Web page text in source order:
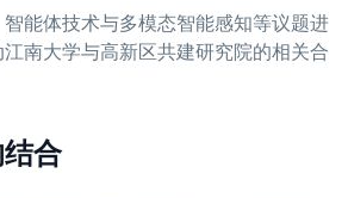
能体技术与多模态智能感知等议题进
南大学与高新区共建研究院的相关合
合